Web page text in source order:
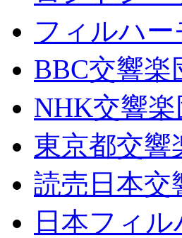
フィルハ
BBC交響楽
NHK交響楽
東京都交響
読売日本交
日本フィ